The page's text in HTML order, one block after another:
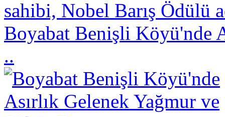
sahibi, Nobel Barış Ödülü
Boyabat Benişli Köyü'nde
..